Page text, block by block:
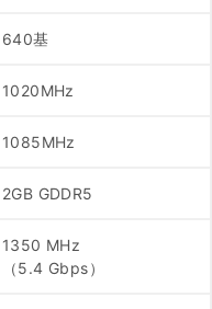
640基
1020MHz
1085MHz
2GB GDDR5
1350 MHz
（5.4 Gbps）